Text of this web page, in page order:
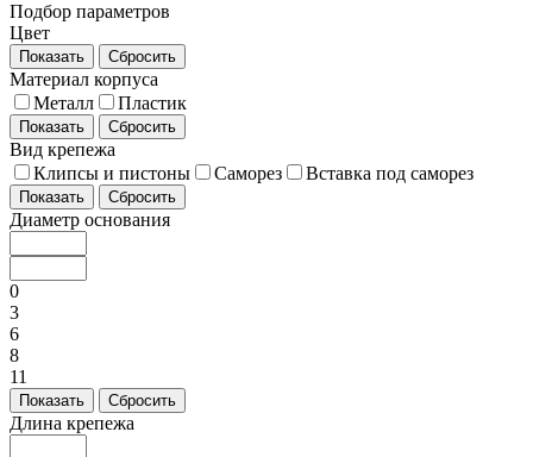
Подбор параметров
Цвет
Показать Сбросить
Материал корпуса
Металл
Пластик
Показать Сбросить
Вид крепежа
Клипсы и пистоны
Саморез Вставка под саморез
Показать Сбросить
Диаметр основания
0
3
6
8
11
Показать Сбросить
Длина крепежа